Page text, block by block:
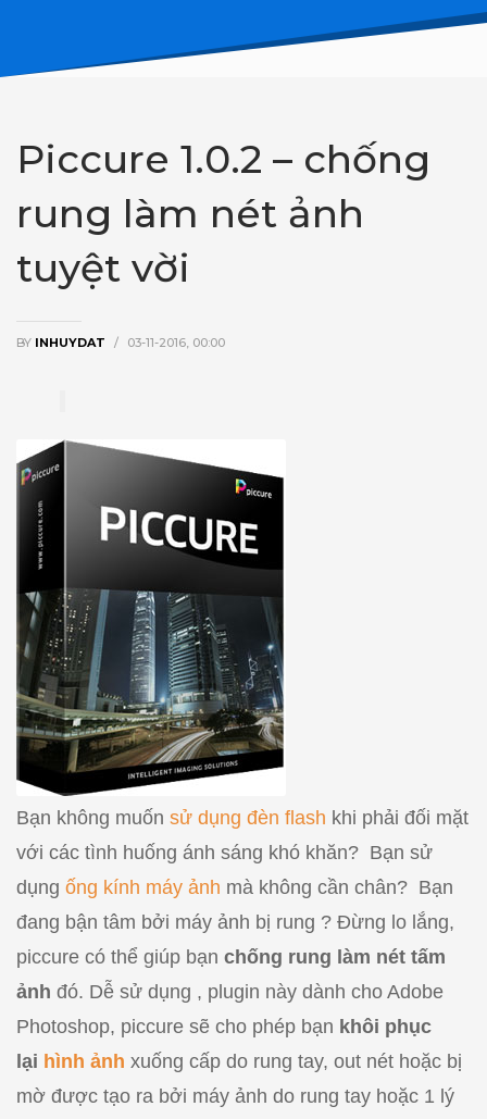
Piccure 1.0.2 – chống
rung làm nét ảnh
tuyệt vời
BY INHUYDAT / 03-11-2016, 00:00
Bạn không muốn sử dụng đèn flash khi phải đối mặt
với các tình huống ánh sáng khó khăn? Bạn sử
dụng ống kính máy ảnh mà không cần chân? Bạn
đang bận tâm bởi máy ảnh bị rung ? Đừng lo lắng,
piccure có thể giúp bạn chống rung làm nét tấm
ảnh đó. Dễ sử dụng , plugin này dành cho Adobe
Photoshop, piccure sẽ cho phép bạn khôi phục
lại hình ảnh xuống cấp do rung tay, out nét hoặc bị
mờ được tạo ra bởi máy ảnh do rung tay hoặc 1 lý